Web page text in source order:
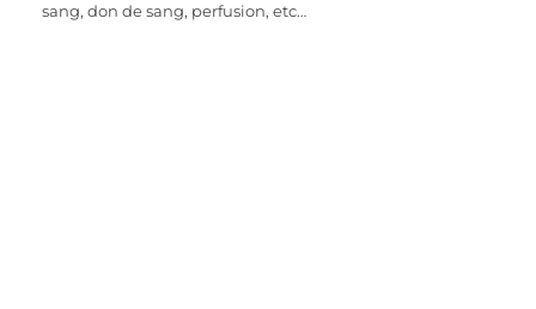
sang, don de sang, perfusion, etc…